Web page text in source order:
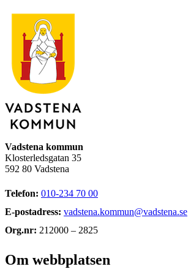
Vadstena kommun
Klosterledsgatan 35
592 80 Vadstena
Telefon: 010-234 70 00
E-postadress: vadstena.kommun@vadstena.se
Org.nr: 212000 – 2825
Om webbplatsen